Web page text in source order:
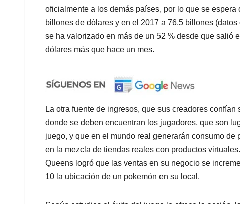
oficialmente a los demás países, por lo que se
billones de dólares y en el 2017 a 76.5 billones
se ha valorizado en más de un 52 % desde que salió
dólares más que hace un mes.
La otra fuente de ingresos, que sus creadores
donde se deben encuentran los jugadores, que son
juego, y que en el mundo real generarán consumo
en la mezcla de tiendas reales con productos virtuales.
Queens logró que las ventas en su negocio se
10 la ubicación de un pokemón en su local.